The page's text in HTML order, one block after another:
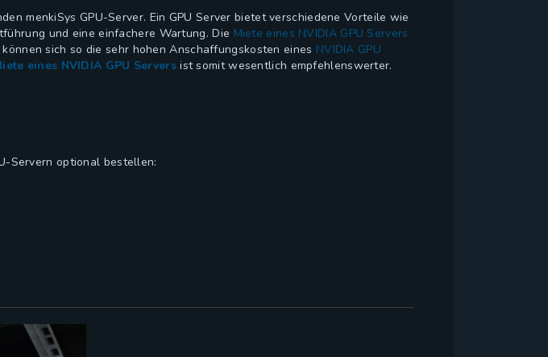
menkiSys GPU-Server. Ein GPU Server bietet verschiedene Vorteile wie
und eine einfachere Wartung. Die Miete eines NVIDIA GPU Servers
sich so die sehr hohen Anschaffungskosten eines NVIDIA GPU
eines NVIDIA GPU Serversist somit wesentlich empfehlenswerter.
Servern optional bestellen: